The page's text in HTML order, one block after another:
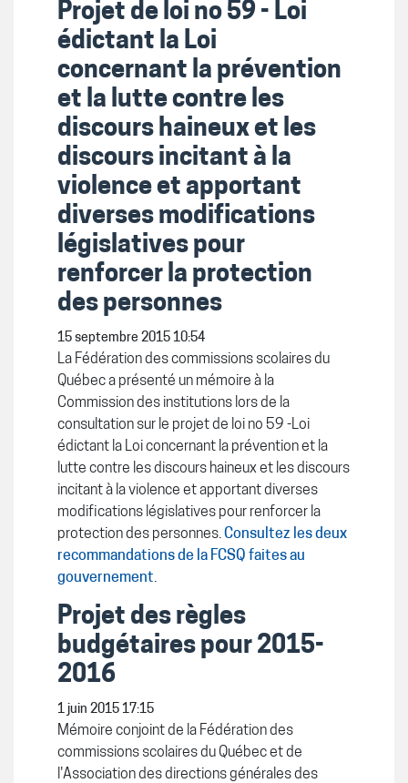
Projet de loi no 59 - Loi
édictant la Loi
concernant la prévention
et la lutte contre les
discours haineux et les
discours incitant à la
violence et apportant
diverses modifications
législatives pour
renforcer la protection
des personnes
15 septembre 2015 10:54
La Fédération des commissions scolaires du
Québec a présenté un mémoire à la
Commission des institutions lors de la
consultation sur le projet de loi no 59 -Loi
édictant la Loi concernant la prévention et la
lutte contre les discours haineux et les discours
incitant à la violence et apportant diverses
modifications législatives pour renforcer la
protection des personnes.Consultez les deux
recommandations de la FCSQ faites au
gouvernement.
Projet des règles
budgétaires pour 2015-
2016
1 juin 2015 17:15
Mémoire conjoint de la Fédération des
commissions scolaires du Québec et de
l'Association des directions générales des